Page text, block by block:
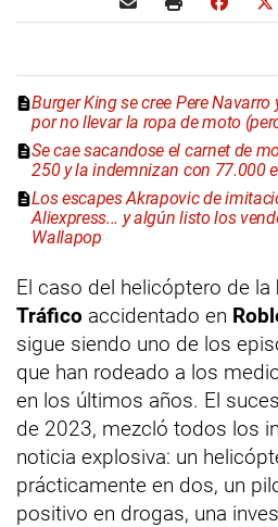
Burger King se cree Pere
por no llevar la ropa de moto
Se cae sacandose el carnet de
250 y la indemnizan con 77.000
Los escapes Akrapovic de
Aliexpress... y algún listo los
Wallapop
El caso del helicóptero de la
Tráfico accidentado en
sigue siendo uno de los
que han rodeado a los
en los últimos años. El
de 2023, mezcló todos los
noticia explosiva: un
prácticamente en dos, un
positivo en drogas, una